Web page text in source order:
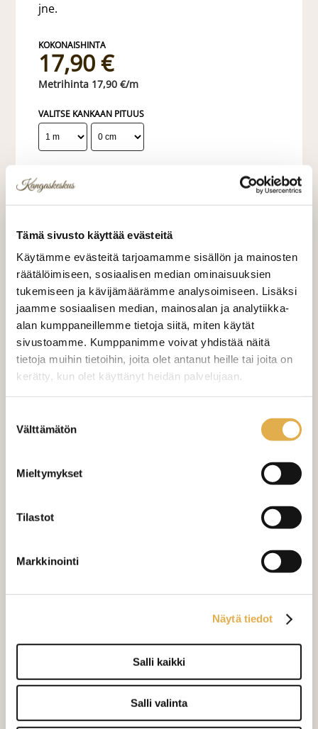
Tämä sivusto käyttää evästeitä
Käytämme evästeitä tarjoamamme sisällön ja mainosten
räätälöimiseen, sosiaalisen median ominaisuuksien
tukemiseen ja kävijämäärämme analysoimiseen. Lisäksi
jaamme sosiaalisen median, mainosalan ja analytiikka-
alan kumppaneillemme tietoja siitä, miten käytät
sivustoamme. Kumppanimme voivat yhdistää näitä
tietoja muihin tietoihin, joita olet antanut heille tai joita on
kerätty, kun olet käyttänyt heidän palvelujaan.
valinta
Välttämätön
Mieltymykset
Tilastot
Markkinointi
Näytä tiedot
Salli kaikki
Salli valinta
jne.
17,90 €
17,90 €/m
VALITSE KANKAAN PITUUS
Näytepalan hinta 1,50 €. Koko n. 10x10 cm.
Valitse mukaan ompelupalvelu
(sis. työn ja tarvikkeet)
VERHOJEN MÄÄRÄ:
Suoraverho leveys 150 cm + 22,00 €
+ 4,00 €
Verho monsuuninauhalla leveys
+ 27,00 €
+ 28,00 €
Mittausohje-sivulta
laskukaavion. Ompelutyön toimitusaika
ommeltavan jotain muuta niin ota
yhteyttä kangaskeskus@elisanet.fi
Varastossa (10.0 m)